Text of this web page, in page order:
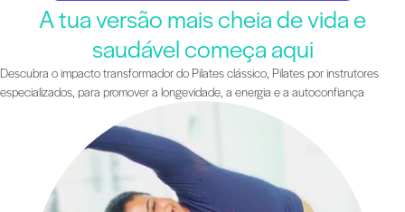
A tua versão mais cheia de vida e
saudável começa aqui
Descubra o impacto transformador do Pilates clássico, Pilates por instrutores
especializados, para promover a longevidade, a energia e a autoconfiança